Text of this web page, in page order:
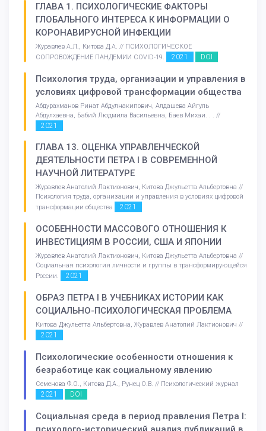
ГЛАВА 1. ПСИХОЛОГИЧЕСКИЕ ФАКТОРЫ
ГЛОБАЛЬНОГО ИНТЕРЕСА К ИНФОРМАЦИИ О
КОРОНАВИРУСНОЙ ИНФЕКЦИИ
Журавлев А.Л., Китова Д.А. // ПСИХОЛОГИЧЕСКОЕ
СОПРОВОЖДЕНИЕ ПАНДЕМИИ COVID-19.
2021 DOI
Психология труда, организации и управления в
условиях цифровой трансформации общества
Абдурахманов Ринат Абдулнакипович, Алдашева Айгуль
Абдулхаевна, Бабий Людмила Васильевна, Баев Михаи. . . //
2021
ГЛАВА 13. ОЦЕНКА УПРАВЛЕНЧЕСКОЙ
ДЕЯТЕЛЬНОСТИ ПЕТРА I В СОВРЕМЕННОЙ
НАУЧНОЙ ЛИТЕРАТУРЕ
Журавлев Анатолий Лактионович, Китова Джульетта Альбертовна //
Психология труда, организации и управления в условиях цифровой
трансформации общества
2021
ОСОБЕННОСТИ МАССОВОГО ОТНОШЕНИЯ К
ИНВЕСТИЦИЯМ В РОССИИ, США И ЯПОНИИ
Журавлев Анатолий Лактионович, Китова Джульетта Альбертовна //
Социальная психология личности и группы в трансформирующейся
России.
2021
ОБРАЗ ПЕТРА I В УЧЕБНИКАХ ИСТОРИИ КАК
СОЦИАЛЬНО-ПСИХОЛОГИЧЕСКАЯ ПРОБЛЕМА
Китова Джульетта Альбертовна, Журавлев Анатолий Лактионович //
2021
Психологические особенности отношения к
безработице как социальному явлению
Семенова Ф.О., Китова Д.А., Рунец О.В. // Психологический журнал
2021 DOI
Социальная среда в период правления Петра I: